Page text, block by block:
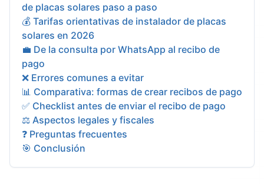
de placas solares paso a paso
💰 Tarifas orientativas de instalador de placas
solares en 2026
💼 De la consulta por WhatsApp al recibo de
pago
❌ Errores comunes a evitar
📊 Comparativa: formas de crear recibos de pago
✅ Checklist antes de enviar el recibo de pago
⚖️ Aspectos legales y fiscales
❓ Preguntas frecuentes
🎯 Conclusión